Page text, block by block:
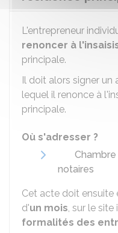
L'entrepreneur
renoncer à
principale.
Il doit alors signer
lequel il renonce à
principale.
Où s'adresser ?
notaires
Cet acte doit ensuite
d'un mois, sur le
formalités des